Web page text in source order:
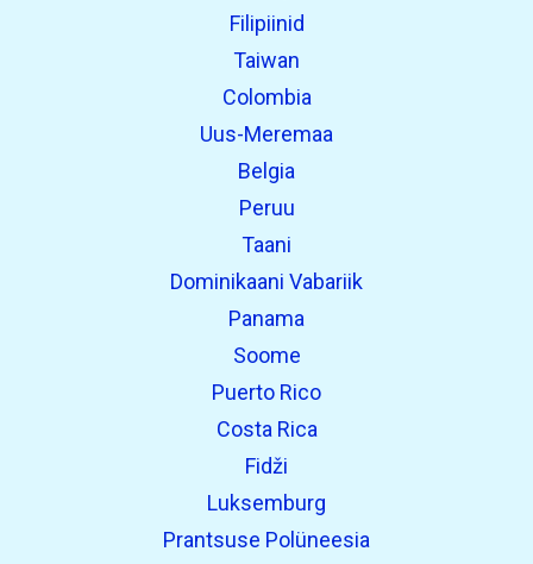
Filipiinid
Taiwan
Colombia
Uus-Meremaa
Belgia
Peruu
Taani
Dominikaani Vabariik
Panama
Soome
Puerto Rico
Costa Rica
Fidži
Luksemburg
Prantsuse Polüneesia